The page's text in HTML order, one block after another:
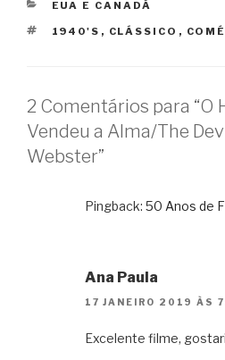
CATEGORIAS
EUA E CANADÁ
TAGS
1940'S , CLÁSSICO ,
2 Comentários para “O
Vendeu a Alma/The
Webster”
Pingback: 50 Anos de
Ana Paula
17 JANEIRO 2019 ÀS
Excelente filme,